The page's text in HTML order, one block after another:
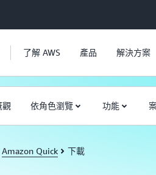
了解 AWS 產品 解決方案
觀 依角色瀏覽 功能
Amazon Quick 下載